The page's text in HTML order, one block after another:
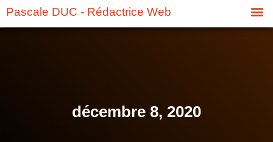
Pascale DUC - Rédactrice Web
décembre 8, 2020